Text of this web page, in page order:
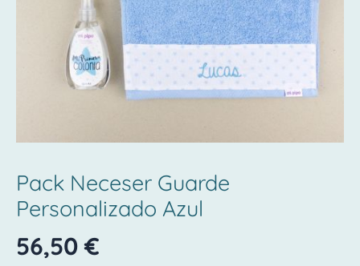
Pack Neceser Guarde
Personalizado Azul
56,50€